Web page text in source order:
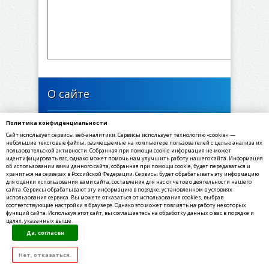
О сайте
446635, Самарская область, Богатовский район,
село Печинено, Советская улица, 1
✉ E-mail: sppechineno@yandex.ru
☎ Телефон: 8(84666) 3-55-30
☏ Факс: 8(84666) 3-55-30
©2020-2021, МКУ Администрация сельского
поселения Печинено муниципального района
Богатовский Самарской области
Все права защищены.
Политика конфиденциальности
Сайт использует сервисы веб-аналитики. Сервисы использует технологию «cookie» —
небольшие текстовые файлы, размещаемые на компьютере пользователей с целью анализа их
пользовательской активности. Собранная при помощи cookie информация не может
идентифицировать вас, однако может помочь нам улучшить работу нашего сайта. Информация
об использовании вами данного сайта, собранная при помощи cookie, будет передаваться и
храниться на серверах в Российской Федерации. Сервисы будет обрабатывать эту информацию
для оценки использования вами сайта, составления для нас отчетов о деятельности нашего
сайта. Сервисы обрабатывают эту информацию в порядке, установленном в условиях
использования сервиса. Вы можете отказаться от использования cookies, выбрав
соответствующие настройки в браузере. Однако это может повлиять на работу некоторых
функций сайта. Используя этот сайт, вы соглашаетесь на обработку данных о вас в порядке и
целях, указанных выше.
Да, согласен
Нет, отказаться.